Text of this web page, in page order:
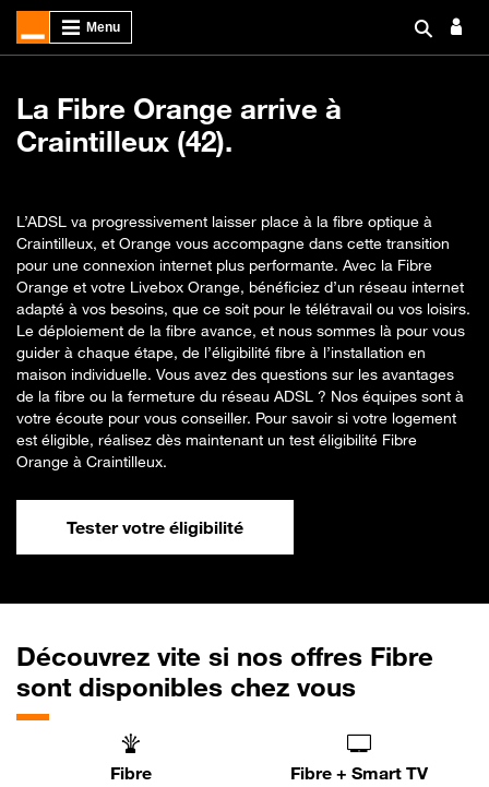
La Fibre Orange arrive à
Craintilleux (42).
L’ADSL va progressivement laisser place à la fibre optique à
Craintilleux, et Orange vous accompagne dans cette transition
pour une connexion internet plus performante. Avec la Fibre
Orange et votre Livebox Orange, bénéficiez d’un réseau internet
adapté à vos besoins, que ce soit pour le télétravail ou vos loisirs.
Le déploiement de la fibre avance, et nous sommes là pour vous
guider à chaque étape, de l’éligibilité fibre à l’installation en
maison individuelle. Vous avez des questions sur les avantages
de la fibre ou la fermeture du réseau ADSL ? Nos équipes sont à
votre écoute pour vous conseiller. Pour savoir si votre logement
est éligible, réalisez dès maintenant un test éligibilité Fibre
Orange à Craintilleux.
Tester votre éligibilité
Découvrez vite si nos offres Fibre
sont disponibles chez vous
Fibre Fibre + Smart TV